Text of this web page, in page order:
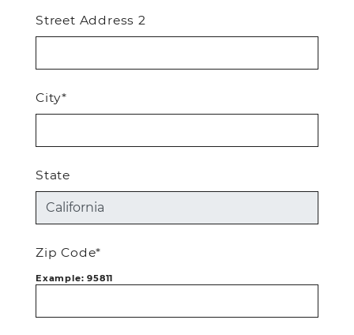
Street Address 2
City*
State
Zip Code*
Example: 95811